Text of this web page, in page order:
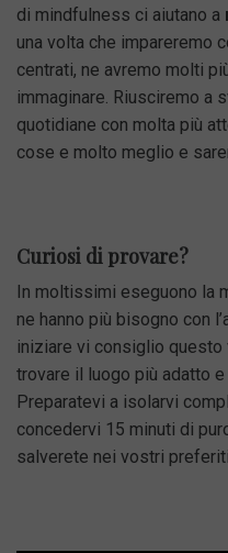
di mindfulness ci aiutano a
una volta che impareremo
centrati, ne avremo molti
immaginare. Riusciremo a
quotidiane con molta più
cose e molto meglio e
Curiosi di provare?
In moltissimi eseguono la
ne hanno più bisogno con
iniziare vi consiglio
trovare il luogo più adatto
Preparatevi a isolarvi
concedervi 15 minuti di
salverete nei vostri